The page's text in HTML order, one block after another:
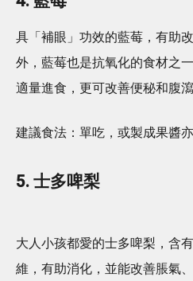
具「補眼」功效的藍莓，有助
外，藍莓也是抗氧化的食材之
適量進食，更可改善便秘和腹瀉
建議食法：單吃，或製成果醬亦
5. 士多啤梨
大人小孩都愛的士多啤梨，含
維，有助消化，並能改善脹氣